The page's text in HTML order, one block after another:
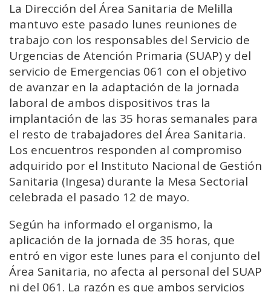
La Dirección del Área Sanitaria de Melilla
mantuvo este pasado lunes reuniones de
trabajo con los responsables del Servicio de
Urgencias de Atención Primaria (SUAP) y del
servicio de Emergencias 061 con el objetivo
de avanzar en la adaptación de la jornada
laboral de ambos dispositivos tras la
implantación de las 35 horas semanales para
el resto de trabajadores del Área Sanitaria.
Los encuentros responden al compromiso
adquirido por el Instituto Nacional de Gestión
Sanitaria (Ingesa) durante la Mesa Sectorial
celebrada el pasado 12 de mayo.
Según ha informado el organismo, la
aplicación de la jornada de 35 horas, que
entró en vigor este lunes para el conjunto del
Área Sanitaria, no afecta al personal del SUAP
ni del 061. La razón es que ambos servicios